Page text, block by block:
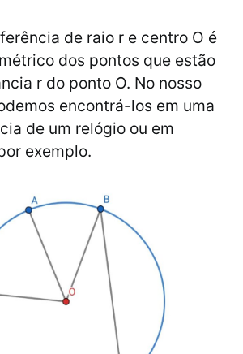
de raio r e centro O é
dos pontos que estão
r do ponto O. No nosso
encontrá-los em uma
de um relógio ou em
exemplo.